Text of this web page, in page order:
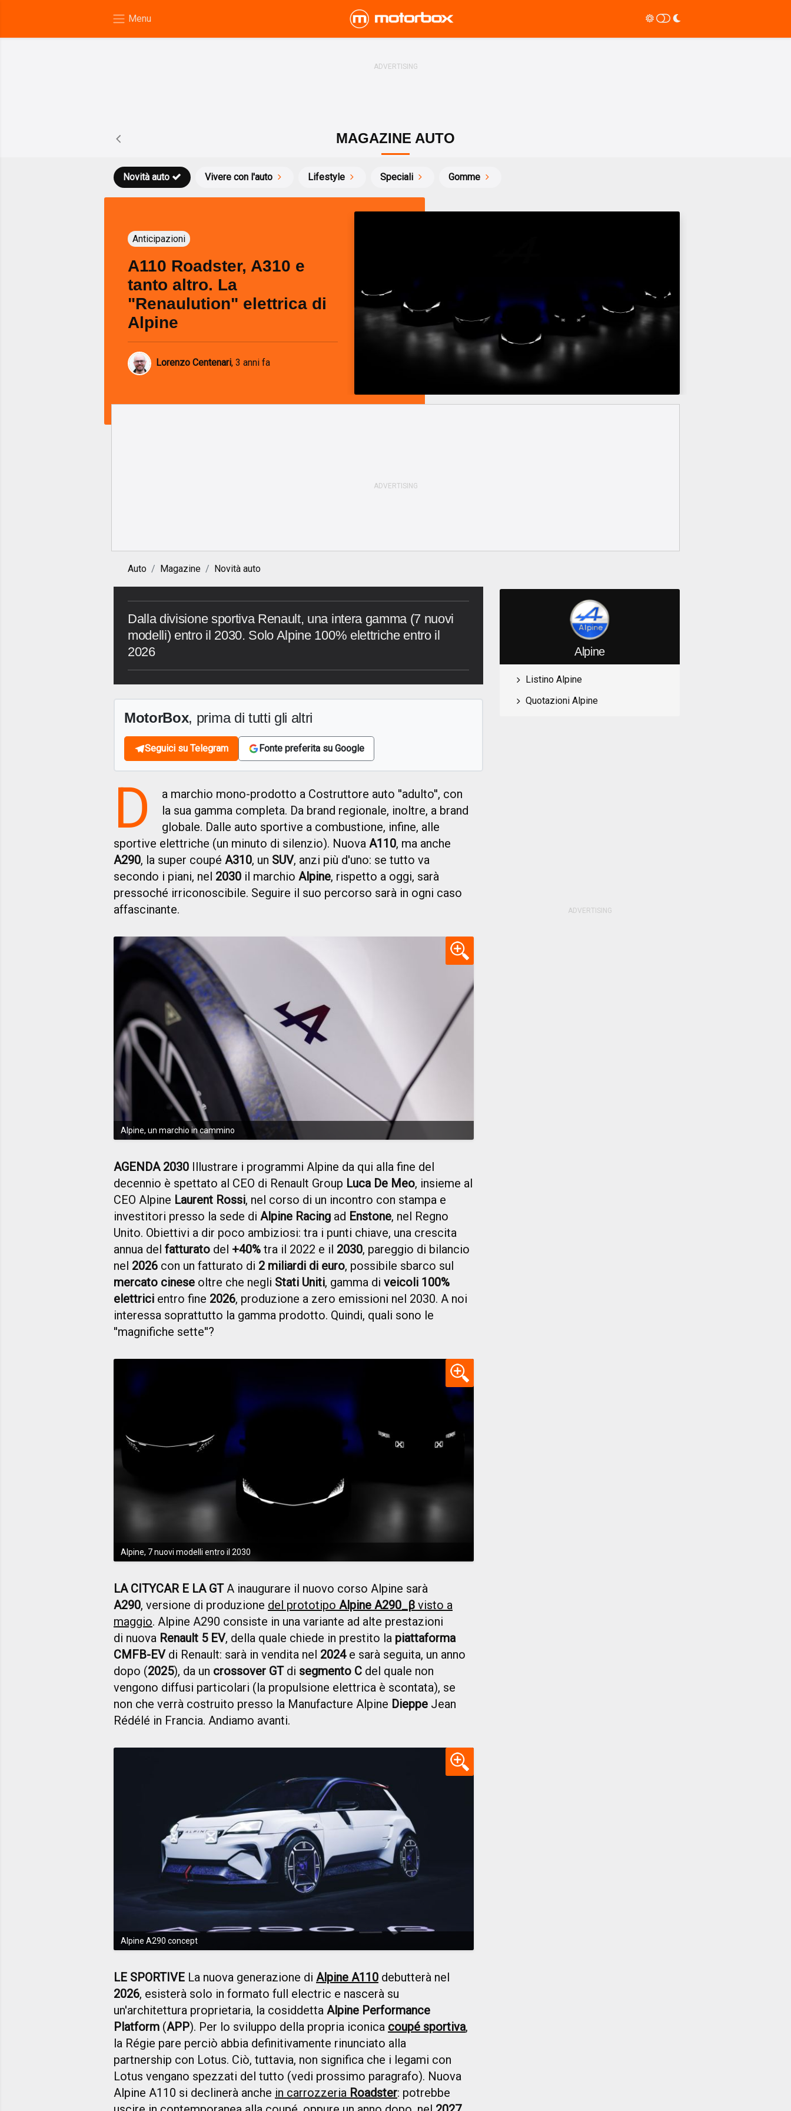
MAGAZINE AUTO
Novità auto Vivere con l'auto Lifestyle Speciali Gomme
Anticipazioni
A110 Roadster, A310 e
tanto altro. La
"Renaulution" elettrica di
Alpine
Lorenzo Centenari, 3 anni fa
Auto Magazine Novità auto
Dalla divisione sportiva Renault, una intera gamma (7 nuovi
modelli) entro il 2030. Solo Alpine 100% elettriche entro il
2026
MotorBox, prima di tutti gli altri
Seguici su Telegram Fonte preferita su Google
D
a marchio mono-prodotto a Costruttore auto ''adulto'', con
la sua gamma completa. Da brand regionale, inoltre, a brand
globale. Dalle auto sportive a combustione, infine, alle
sportive elettriche (un minuto di silenzio). Nuova A110, ma anche
A290, la super coupé A310, un SUV, anzi più d'uno: se tutto va
secondo i piani, nel 2030 il marchio Alpine, rispetto a oggi, sarà
pressoché irriconoscibile. Seguire il suo percorso sarà in ogni caso
affascinante.
Alpine, un marchio in cammino
AGENDA 2030 Illustrare i programmi Alpine da qui alla fine del
decennio è spettato al CEO di Renault Group Luca De Meo, insieme al
CEO Alpine Laurent Rossi, nel corso di un incontro con stampa e
investitori presso la sede di Alpine Racing ad Enstone, nel Regno
Unito. Obiettivi a dir poco ambiziosi: tra i punti chiave, una crescita
annua del fatturato del +40% tra il 2022 e il 2030, pareggio di bilancio
nel 2026 con un fatturato di 2 miliardi di euro, possibile sbarco sul
mercato cinese oltre che negli Stati Uniti, gamma di veicoli 100%
elettrici entro fine 2026, produzione a zero emissioni nel 2030. A noi
interessa soprattutto la gamma prodotto. Quindi, quali sono le
''magnifiche sette''?
Alpine, 7 nuovi modelli entro il 2030
LA CITYCAR E LA GTA inaugurare il nuovo corso Alpine sarà
A290, versione di produzione del prototipo Alpine A290_β visto a
maggio. Alpine A290 consiste in una variante ad alte prestazioni
di nuova Renault 5 EV, della quale chiede in prestito la piattaforma
CMFB-EVdi Renault: sarà in vendita nel 2024e sarà seguita, un anno
dopo (2025), da un crossover GTdi segmento C del quale non
vengono diffusi particolari (la propulsione elettrica è scontata), se
non che verrà costruito presso la Manufacture Alpine Dieppe Jean
Rédélé in Francia. Andiamo avanti.
Alpine A290 concept
LE SPORTIVE La nuova generazione di Alpine A110 debutterà nel
2026, esisterà solo in formato full electric e nascerà su
un'architettura proprietaria, la cosiddetta Alpine Performance
Platform (APP). Per lo sviluppo della propria iconica coupé sportiva,
la Régie pare perciò abbia definitivamente rinunciato alla
partnership con Lotus. Ciò, tuttavia, non significa che i legami con
Lotus vengano spezzati del tutto (vedi prossimo paragrafo). Nuova
Alpine A110 si declinerà anche in carrozzeria Roadster: potrebbe
Alpine
Listino Alpine
Quotazioni Alpine